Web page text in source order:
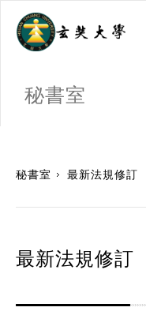
秘書室
秘書室 最新法規修訂
最新法規修訂